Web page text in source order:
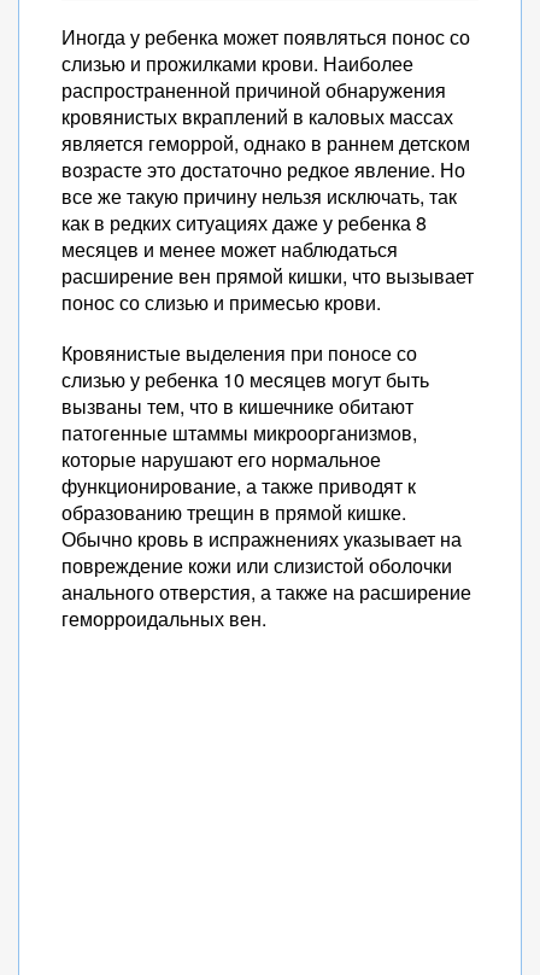
Иногда у ребенка может появляться понос со
слизью и прожилками крови. Наиболее
распространенной причиной обнаружения
кровянистых вкраплений в каловых массах
является геморрой, однако в раннем детском
возрасте это достаточно редкое явление. Но
все же такую причину нельзя исключать, так
как в редких ситуациях даже у ребенка 8
месяцев и менее может наблюдаться
расширение вен прямой кишки, что вызывает
понос со слизью и примесью крови.
Кровянистые выделения при поносе со
слизью у ребенка 10 месяцев могут быть
вызваны тем, что в кишечнике обитают
патогенные штаммы микроорганизмов,
которые нарушают его нормальное
функционирование, а также приводят к
образованию трещин в прямой кишке.
Обычно кровь в испражнениях указывает на
повреждение кожи или слизистой оболочки
анального отверстия, а также на расширение
геморроидальных вен.